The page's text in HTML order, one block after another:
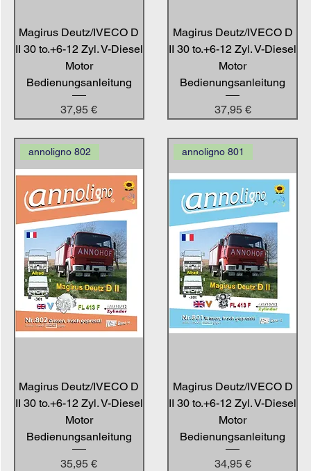
Magirus Deutz/IVECO D
II 30 to.+6-12 Zyl. V-Diesel
Motor
Bedienungsanleitung
Preis
37,95 €
Magirus Deutz/IVECO D
II 30 to.+6-12 Zyl. V-Diesel
Motor
Bedienungsanleitung
Preis
37,95 €
annoligno 802
Magirus Deutz/IVECO D
II 30 to.+6-12 Zyl. V-Diesel
Motor
Bedienungsanleitung
Preis
35,95 €
annoligno 801
Magirus Deutz/IVECO D
II 30 to.+6-12 Zyl. V-Diesel
Motor
Bedienungsanleitung
Preis
34,95 €